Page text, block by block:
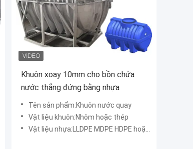
Khuôn xoay 10mm cho bồn chứa
nước thẳng đứng bằng nhựa
Tên sản phẩm:Khuôn nước quay
Vật liệu khuôn:Nhôm hoặc thép
Vật liệu nhựa:LLDPE MDPE HDPE hoặc các loại nhựa khác